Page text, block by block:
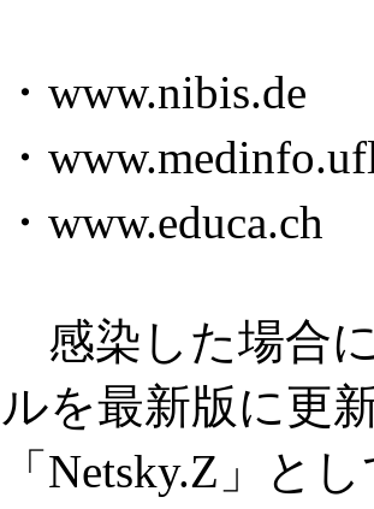
・www.nibis.de
・
・www.educa.ch
感染した場合
ルを最新版に更
「Netsky.Z」と